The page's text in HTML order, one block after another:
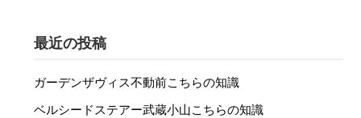
最近の投稿
ガーデンザヴィス不動前こちらの知識
ベルシードステアー武蔵小山こちらの知識